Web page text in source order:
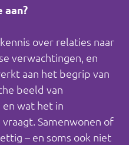
aan?
over relaties naar
verwachtingen, en
aan het begrip van
beeld van
wat het in
Samenwonen of
– en soms ook niet